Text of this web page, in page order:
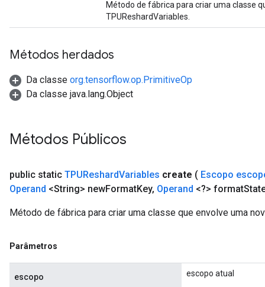
Método de fábrica para criar uma classe
TPUReshardVariables.
Métodos herdados
Da classe org.tensorflow.op.PrimitiveOp
Da classe java.lang.Object
Métodos Públicos
public static TPUReshardVariables create ( Escopo
Operand <String> newFormatKey, Operand <?> format
Método de fábrica para criar uma classe que envolve uma
Parâmetros
escopo escopo atual